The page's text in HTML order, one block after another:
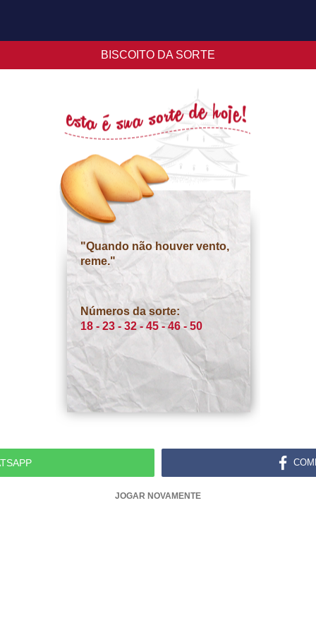
BISCOITO DA SORTE
"Quando não houver vento,
reme."
Números da sorte:
18 - 23 - 32 - 45 - 46 - 50
JOGAR NOVAMENTE